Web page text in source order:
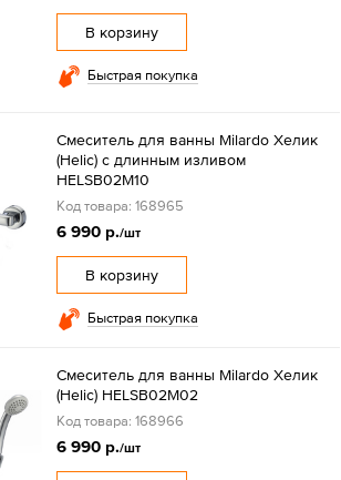
В корзину
Быстрая покупка
Смеситель для ванны Milardo Хелик
(Helic) с длинным изливом
HELSB02M10
Код товара: 168965
6 990 р./шт
В корзину
Быстрая покупка
Смеситель для ванны Milardo Хелик
(Helic) HELSB02M02
Код товара: 168966
6 990 р./шт